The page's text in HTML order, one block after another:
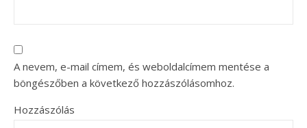
A nevem, e-mail címem, és weboldalcímem mentése a
böngészőben a következő hozzászólásomhoz.
Hozzászólás